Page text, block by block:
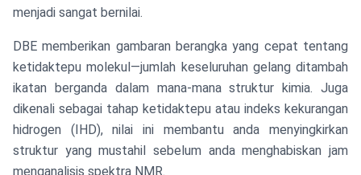
menjadi sangat bernilai.
DBE memberikan gambaran berangka yang cepat tentang
ketidaktepu molekul—jumlah keseluruhan gelang ditambah
ikatan berganda dalam mana-mana struktur kimia. Juga
dikenali sebagai tahap ketidaktepu atau indeks kekurangan
hidrogen (IHD), nilai ini membantu anda menyingkirkan
struktur yang mustahil sebelum anda menghabiskan jam
menganalisis spektra NMR.